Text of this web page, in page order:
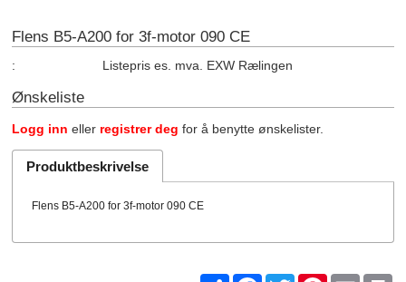
Flens B5-A200 for 3f-motor 090 CE
: Listepris es. mva. EXW Rælingen
Ønskeliste
Logg inn eller registrer deg for å benytte ønskelister.
Produktbeskrivelse
Flens B5-A200 for 3f-motor 090 CE